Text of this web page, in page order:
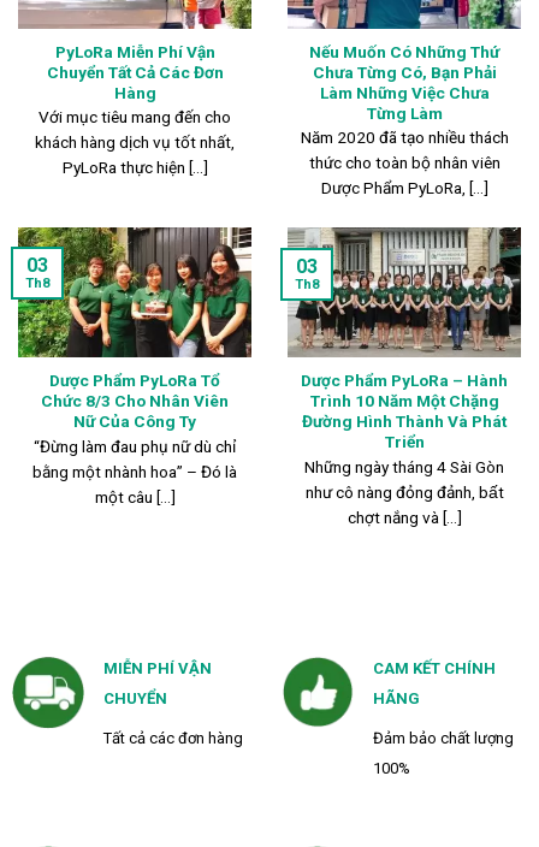
PyLoRa Miễn Phí Vận
Chuyển Tất Cả Các Đơn
Hàng
Với mục tiêu mang đến cho
khách hàng dịch vụ tốt nhất,
PyLoRa thực hiện [...]
Nếu Muốn Có Những Thứ
Chưa Từng Có, Bạn Phải
Làm Những Việc Chưa
Từng Làm
Năm 2020 đã tạo nhiều thách
thức cho toàn bộ nhân viên
Dược Phẩm PyLoRa, [...]
Dược Phẩm PyLoRa Tổ
Chức 8/3 Cho Nhân Viên
Nữ Của Công Ty
“Đừng làm đau phụ nữ dù chỉ
bằng một nhành hoa” – Đó là
một câu [...]
03
Th8
Dược Phẩm PyLoRa – Hành
Trình 10 Năm Một Chặng
Đường Hình Thành Và Phát
Triển
Những ngày tháng 4 Sài Gòn
như cô nàng đỏng đảnh, bất
chợt nắng và [...]
03
Th8
MIỄN PHÍ VẬN
CHUYỂN
Tất cả các đơn hàng
CAM KẾT CHÍNH
HÃNG
Đảm bảo chất lượng
100%